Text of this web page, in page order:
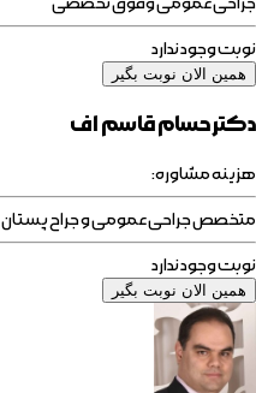
نوبت وجود ندارد
همین الان نوبت بگیر
دکتر حسام قاسم اف
هزینه مشاوره:
متخصص جراحی عمومی و جراح پستان
نوبت وجود ندارد
همین الان نوبت بگیر